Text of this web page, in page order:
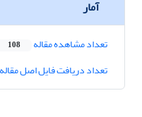
آمار
تعداد مشاهده مقاله 108
تعداد دریافت فایل اصل مقاله